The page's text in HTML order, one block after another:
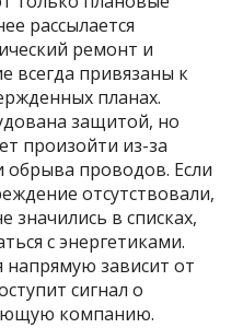
рассылается
ремонт и
всегда привязаны к
планах.
защитой, но
произойти из-за
обрыва проводов. Если
отсутствовали,
значились в списках,
с энергетиками.
напрямую зависит от
сигнал о
компанию.